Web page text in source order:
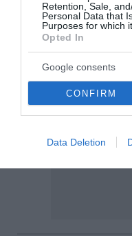
Retention, Sale,
Personal Data that
Purposes for which
Opted In
Google consents
CONFIRM
Data Deletion